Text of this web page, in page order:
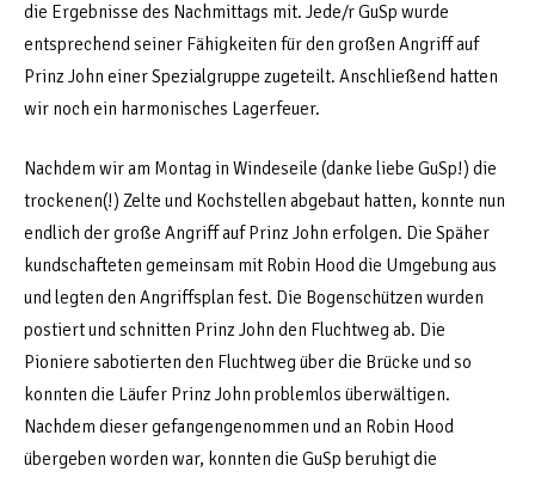
die Ergebnisse des Nachmittags mit. Jede/r GuSp wurde
entsprechend seiner Fähigkeiten für den großen Angriff auf
Prinz John einer Spezialgruppe zugeteilt. Anschließend hatten
wir noch ein harmonisches Lagerfeuer.
Nachdem wir am Montag in Windeseile (danke liebe GuSp!) die
trockenen(!) Zelte und Kochstellen abgebaut hatten, konnte nun
endlich der große Angriff auf Prinz John erfolgen. Die Späher
kundschafteten gemeinsam mit Robin Hood die Umgebung aus
und legten den Angriffsplan fest. Die Bogenschützen wurden
postiert und schnitten Prinz John den Fluchtweg ab. Die
Pioniere sabotierten den Fluchtweg über die Brücke und so
konnten die Läufer Prinz John problemlos überwältigen.
Nachdem dieser gefangengenommen und an Robin Hood
übergeben worden war, konnten die GuSp beruhigt die